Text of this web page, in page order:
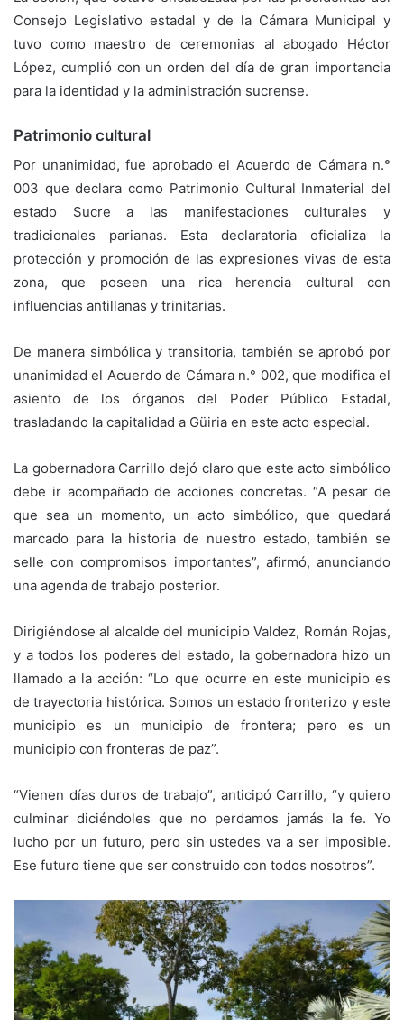
Consejo Legislativo estadal y de la Cámara Municipal y
tuvo como maestro de ceremonias al abogado Héctor
López, cumplió con un orden del día de gran importancia
para la identidad y la administración sucrense.
Patrimonio cultural
Por unanimidad, fue aprobado el Acuerdo de Cámara n.°
003 que declara como Patrimonio Cultural Inmaterial del
estado Sucre a las manifestaciones culturales y
tradicionales parianas. Esta declaratoria oficializa la
protección y promoción de las expresiones vivas de esta
zona, que poseen una rica herencia cultural con
influencias antillanas y trinitarias.
De manera simbólica y transitoria, también se aprobó por
unanimidad el Acuerdo de Cámara n.° 002, que modifica el
asiento de los órganos del Poder Público Estadal,
trasladando la capitalidad a Güiria en este acto especial.
La gobernadora Carrillo dejó claro que este acto simbólico
debe ir acompañado de acciones concretas. “A pesar de
que sea un momento, un acto simbólico, que quedará
marcado para la historia de nuestro estado, también se
selle con compromisos importantes”, afirmó, anunciando
una agenda de trabajo posterior.
Dirigiéndose al alcalde del municipio Valdez, Román Rojas,
y a todos los poderes del estado, la gobernadora hizo un
llamado a la acción: “Lo que ocurre en este municipio es
de trayectoria histórica. Somos un estado fronterizo y este
municipio es un municipio de frontera; pero es un
municipio con fronteras de paz”.
“Vienen días duros de trabajo”, anticipó Carrillo, “y quiero
culminar diciéndoles que no perdamos jamás la fe. Yo
lucho por un futuro, pero sin ustedes va a ser imposible.
Ese futuro tiene que ser construido con todos nosotros”.